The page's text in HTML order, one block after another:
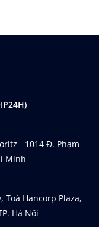
- 1014 Đ. Phạm
Minh
Toà Hancorp Plaza,
Hà Nội